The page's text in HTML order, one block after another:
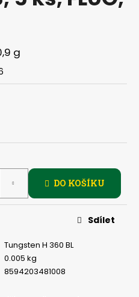
g
DO KOŠÍKU
Tungsten H 360 BL
0.005 kg
8594203481008
Sdílet